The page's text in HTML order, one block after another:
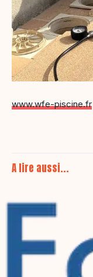
www.wfe-piscine.fr
A lire aussi...